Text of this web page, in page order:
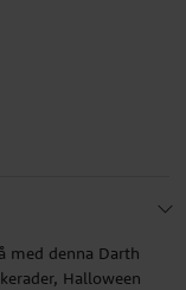
med denna Darth
Halloween